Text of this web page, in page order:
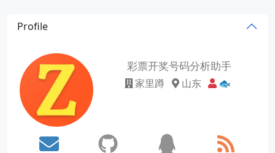
Profile
彩票开奖号码分析助手
家里蹲 山东 🐟